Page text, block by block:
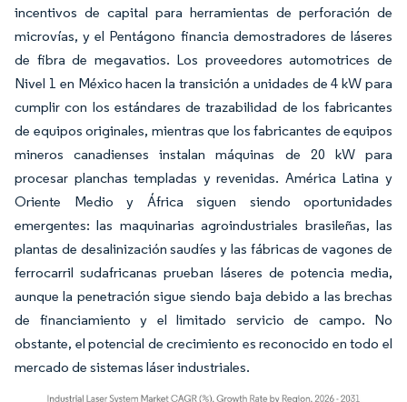
incentivos de capital para herramientas de perforación de
microvías, y el Pentágono financia demostradores de láseres
de fibra de megavatios. Los proveedores automotrices de
Nivel 1 en México hacen la transición a unidades de 4 kW para
cumplir con los estándares de trazabilidad de los fabricantes
de equipos originales, mientras que los fabricantes de equipos
mineros canadienses instalan máquinas de 20 kW para
procesar planchas templadas y revenidas. América Latina y
Oriente Medio y África siguen siendo oportunidades
emergentes: las maquinarias agroindustriales brasileñas, las
plantas de desalinización saudíes y las fábricas de vagones de
ferrocarril sudafricanas prueban láseres de potencia media,
aunque la penetración sigue siendo baja debido a las brechas
de financiamiento y el limitado servicio de campo. No
obstante, el potencial de crecimiento es reconocido en todo el
mercado de sistemas láser industriales.